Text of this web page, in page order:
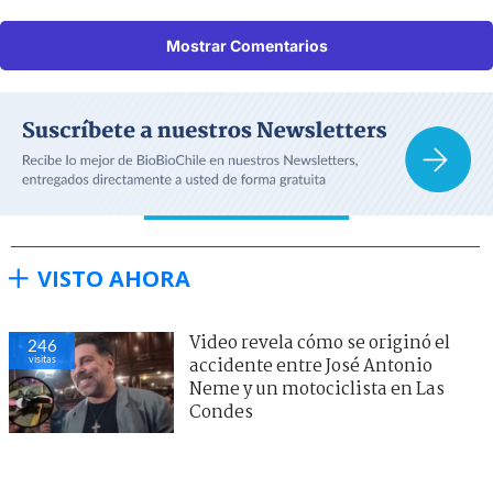
Mostrar Comentarios
VISTO AHORA
246
visitas
Video revela cómo se originó el
accidente entre José Antonio
Neme y un motociclista en Las
Condes